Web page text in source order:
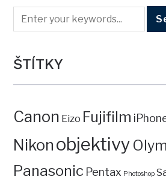
ŠTÍTKY
Canon Eizo Fujifilm
Nikon objektivy
Panasonic Pentax Photoshop